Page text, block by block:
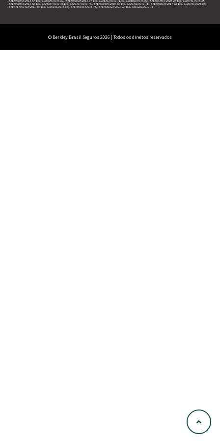
15414.900656/2013-62, 15414.900656/2013-62, 15414.900083/2013-77, 15414.901494/2017-11, 5414.901090/2018-09; 15414.604519/2020-29; 15414.900741/2018-35,
15414.900656/2013-62, 15414.628867/2019-58,15414.629497/2019-76, 15414.629499/2019-65, 15414.629498/2019-11, 15414.900045/2017-48; 15414.900447/2025-08;
15414.414.001483/2011-36, 15414.900018/2018-56; 15414.900134 2018-75, 15414.631223/2023-23; 15414.631229/2019-14
© Berkley Brasil Seguros 2026 | Todos os direitos reservados